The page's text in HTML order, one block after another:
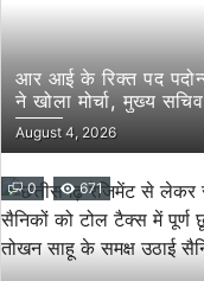
आर आई के रिक्त पद
ने खोला मोर्चा, मुख्य
August 4, 2026
0 671